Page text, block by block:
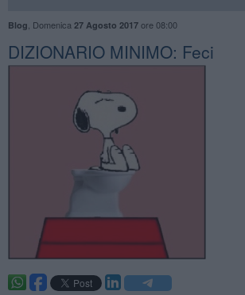
Blog Domenica 27 Agosto 2017ore 08:00
DIZIONARIO MINIMO: Feci